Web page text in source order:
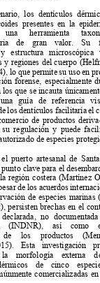
los dentículos
presentes en la
una herramienta
de gran valor. Su
y estructura microscópica
y regiones del cuerpo
lo que permite su uso en
forense, especialmente
los que se incauta
una guía de referencia
los dentículos facilitaría el
de productos
su regulación y puede fa
de especies
el puerto artesanal de
punto clave para el de
la región costera (Martínez
r de los acuerdos int
de especies marinas
persisten brechas en el
declarada, no documentada
(INDNR), así como
de los productos
Esta investigación
la morfología externa d
de cinco
comercializadas en